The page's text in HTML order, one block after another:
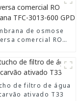
de osmose
comercial RO
GPD
de filtro de água
ativado T33